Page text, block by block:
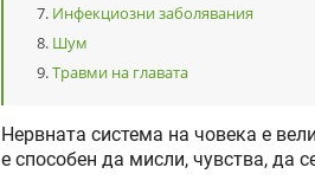
Инфекциозни заболявания
Шум
Травми на главата
Нервната система на човека е
е способен да мисли, чувства, да